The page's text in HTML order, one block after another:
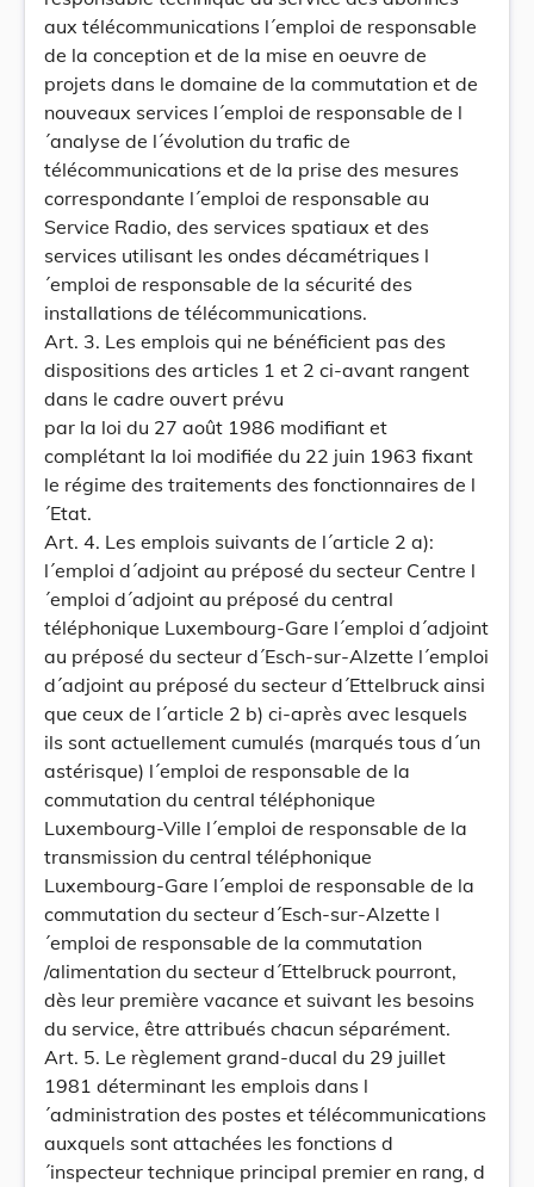
aux télécommunications l´emploi de responsable
de la conception et de la mise en oeuvre de
projets dans le domaine de la commutation et de
nouveaux services l´emploi de responsable de l
´analyse de l´évolution du trafic de
télécommunications et de la prise des mesures
correspondante l´emploi de responsable au
Service Radio, des services spatiaux et des
services utilisant les ondes décamétriques l
´emploi de responsable de la sécurité des
installations de télécommunications.
Art. 3. Les emplois qui ne bénéficient pas des
dispositions des articles 1 et 2 ci-avant rangent
dans le cadre ouvert prévu
par la loi du 27 août 1986 modifiant et
complétant la loi modifiée du 22 juin 1963 fixant
le régime des traitements des fonctionnaires de l
´Etat.
Art. 4. Les emplois suivants de l´article 2 a):
l´emploi d´adjoint au préposé du secteur Centre l
´emploi d´adjoint au préposé du central
téléphonique Luxembourg-Gare l´emploi d´adjoint
au préposé du secteur d´Esch-sur-Alzette l´emploi
d´adjoint au préposé du secteur d´Ettelbruck ainsi
que ceux de l´article 2 b) ci-après avec lesquels
ils sont actuellement cumulés (marqués tous d´un
astérisque) l´emploi de responsable de la
commutation du central téléphonique
Luxembourg-Ville l´emploi de responsable de la
transmission du central téléphonique
Luxembourg-Gare l´emploi de responsable de la
commutation du secteur d´Esch-sur-Alzette l
´emploi de responsable de la commutation
/alimentation du secteur d´Ettelbruck pourront,
dès leur première vacance et suivant les besoins
du service, être attribués chacun séparément.
Art. 5. Le règlement grand-ducal du 29 juillet
1981 déterminant les emplois dans l
´administration des postes et télécommunications
auxquels sont attachées les fonctions d
´inspecteur technique principal premier en rang, d